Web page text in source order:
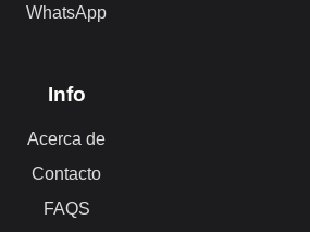
WhatsApp
Info
Acerca de
Contacto
FAQS